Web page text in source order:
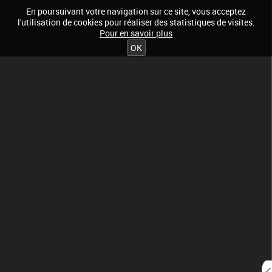
En poursuivant votre navigation sur ce site, vous acceptez
l'utilisation de cookies pour réaliser des statistiques de visites.
Pour en savoir plus
OK